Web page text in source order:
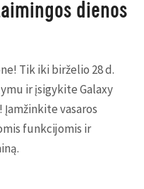
dienos
Tik iki birželio 28 d.
ir įsigykite Galaxy
vasaros
funkcijomis ir